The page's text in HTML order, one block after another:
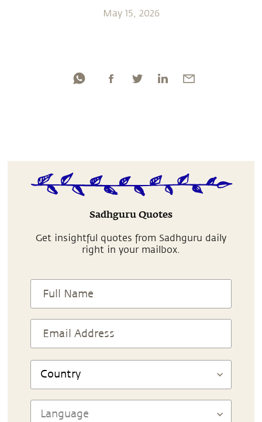
May 15, 2026
Sadhguru Quotes
Get insightful quotes from Sadhguru daily
right in your mailbox.